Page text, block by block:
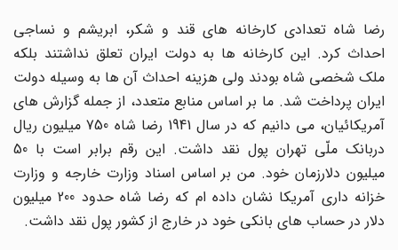
رضا شاه تعدادی کارخانه های قند و شکر، ابریشم و نساجی
احداث کرد. این کارخانه ها به دولت ایران تعلق نداشتند بلکه
ملک شخصی شاه بودند ولی هزینه احداث آن ها به وسیله دولت
ایران پرداخت شد. ما بر اساس منابع متعدد، از جمله گزارش های
آمریکائیان، می دانیم که در سال 1941 رضا شاه 750 میلیون ریال
دربانک ملّی تهران پول نقد داشت. این رقم برابر است با 50
میلیون دلارزمان خود. من بر اساس اسناد وزارت خارجه و وزارت
خزانه داری آمریکا نشان داده
ام که رضا شاه حدود 200 میلیون
دلار در حساب های بانکی خود در خارج از کشور پول نقد داشت.